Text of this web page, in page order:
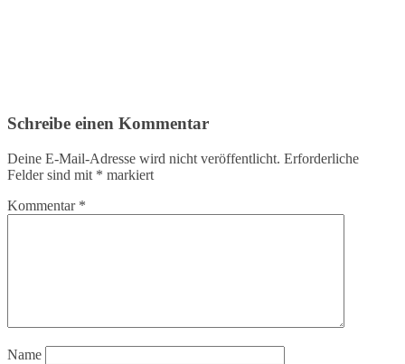
Schreibe einen Kommentar
Deine E-Mail-Adresse wird nicht veröffentlicht. Erforderliche
Felder sind mit * markiert
Kommentar *
Name